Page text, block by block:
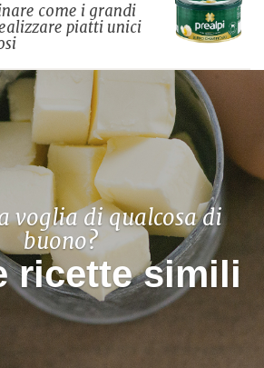
come i grandi
piatti unici
voglia di qualcosa di
buono?
ricette simili